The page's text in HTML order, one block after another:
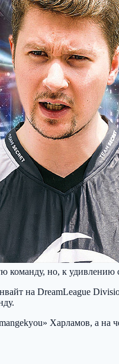
команду, но, к удивлению
на DreamLeague
Харламов, а на